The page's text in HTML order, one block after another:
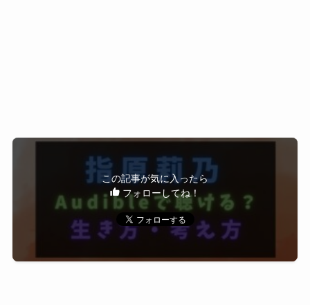
利用できるのも安心ポイントです。
忙しい毎日の中で、
言葉に触れる時間を少し取り入れてみたい方は、
無料体験からチェックしてみてください。
Audibleの最新キャンペーン内容を確認する
※配信内容や対象作品は時期によって変わるた
この記事が気に入ったら
フォローしてね！